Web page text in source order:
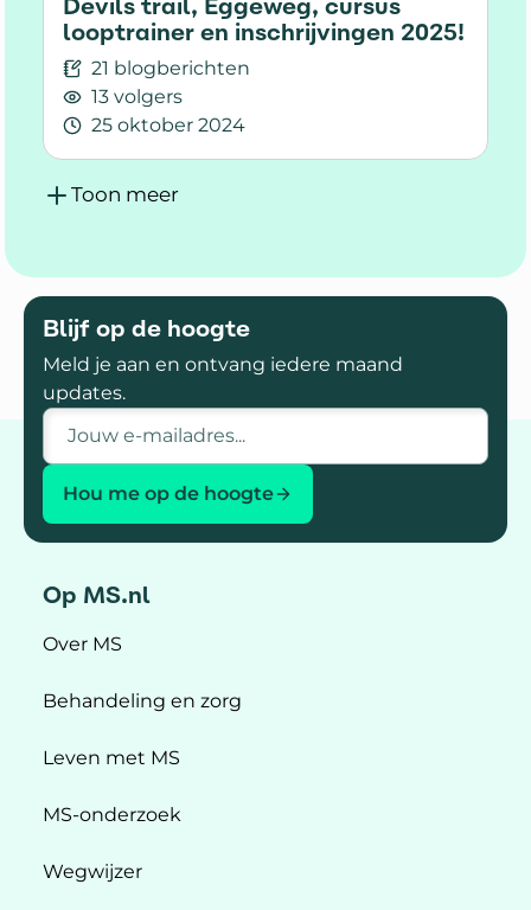
Devils trail, Eggeweg, cursus
looptrainer en inschrijvingen 2025!
21 blogberichten
13 volgers
25 oktober 2024
Lees meer over Devils trail, Eggeweg, cursus
Toon meer
Blijf op de hoogte
Meld je aan en ontvang iedere maand
updates.
E-mailadres
Hou me op de hoogte
Op MS.nl
Over MS
Behandeling en zorg
Leven met MS
MS-onderzoek
Wegwijzer